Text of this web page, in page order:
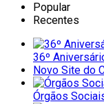
Popular
Recentes
36º
Novo Site do
Órgãos